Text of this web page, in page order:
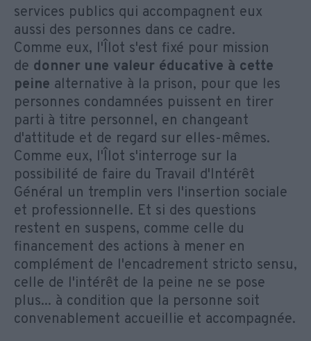
services publics qui accompagnent eux
aussi des personnes dans ce cadre.
Comme eux, l'Îlot s'est fixé pour mission
de donner une valeur éducative à cette
peine alternative à la prison, pour que les
personnes condamnées puissent en tirer
parti à titre personnel, en changeant
d'attitude et de regard sur elles-mêmes.
Comme eux, l'Îlot s'interroge sur la
possibilité de faire du Travail d'Intérêt
Général un tremplin vers l'insertion sociale
et professionnelle. Et si des questions
restent en suspens, comme celle du
financement des actions à mener en
complément de l'encadrement stricto sensu,
celle de l'intérêt de la peine ne se pose
plus... à condition que la personne soit
convenablement accueillie et accompagnée.